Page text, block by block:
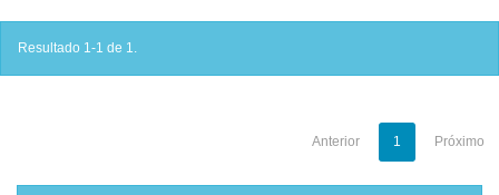
Resultado 1-1 de 1.
Anterior 1 Próximo